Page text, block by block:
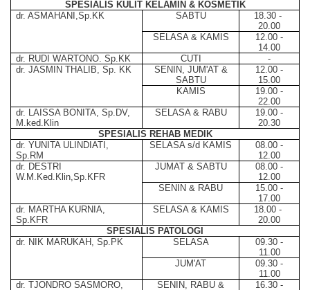
SPESIALIS KULIT KELAMIN & KOSMETIK
dr. ASMAHANI,Sp.KK
SABTU
18.30 -
20.00
SELASA & KAMIS
12.00 -
14.00
dr. RUDI WARTONO. Sp.KK
CUTI
-
dr. JASMIN THALIB, Sp. KK
SENIN, JUM'AT &
SABTU
12.00 -
15.00
KAMIS
19.00 -
22.00
dr. LAISSA BONITA, Sp.DV,
M.ked.Klin
SELASA & RABU
19.00 -
20.30
SPESIALIS REHAB MEDIK
dr. YUNITA ULINDIATI,
Sp.RM
SELASA s/d KAMIS
08.00 -
12.00
dr. DESTRI
W.M.Ked.Klin,Sp.KFR
JUMAT & SABTU
08.00 -
12.00
SENIN & RABU
15.00 -
17.00
dr. MARTHA KURNIA,
Sp.KFR
SELASA & KAMIS
18.00 -
20.00
SPESIALIS PATOLOGI
dr. NIK MARUKAH, Sp.PK
SELASA
09.30 -
11.00
JUM'AT
09.30 -
11.00
dr. TJONDRO SASMORO,
SENIN, RABU &
16.30 -